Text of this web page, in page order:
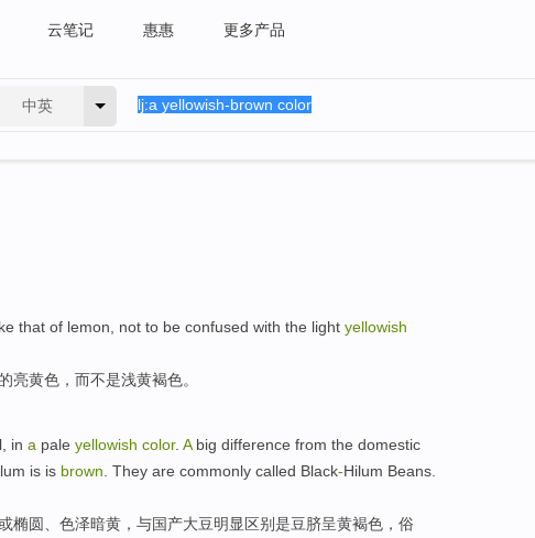
云笔记 惠惠 更多产品
中英
that of lemon not to be confused with the light yellowish
亮黄色，而不是浅黄褐色。
, in a pale yellowish color. A big difference from the domestic
is is brown They are commonly called Black-Hilum Beans
椭圆 色泽暗黄， 与国产大豆明显 区别是豆脐呈黄褐色， 俗